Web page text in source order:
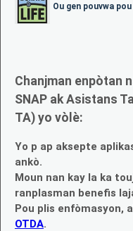
Ou gen pouvwa
Chanjman enpòtan
SNAP ak Asistans
TA) yo vòlè:
Yo p ap aksepte
ankò.
Moun nan kay la ka
ranplasman benefis
Pou plis enfòmasyon,
OTDA.